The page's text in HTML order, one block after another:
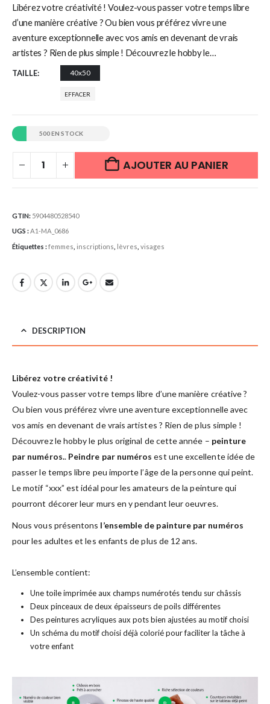
Libérez votre créativité ! Voulez-vous passer votre temps libre
d’une manière créative ? Ou bien vous préférez vivre une
aventure exceptionnelle avec vos amis en devenant de vrais
artistes ? Rien de plus simple ! Découvrez le hobby le…
TAILLE 40x50
EFFACER
500 EN STOCK
AJOUTER AU PANIER
GTIN: 5904480528540
UGS :A1-MA_0686
Étiquettes :femmes inscriptions lèvres visages
DESCRIPTION
Libérez votre créativité !
Voulez-vous passer votre temps libre d’une manière créative ?
Ou bien vous préférez vivre une aventure exceptionnelle avec
vos amis en devenant de vrais artistes ? Rien de plus simple !
Découvrez le hobby le plus original de cette année – peinture
par numéros.. Peindre par numéros est une excellente idée de
passer le temps libre peu importe l’âge de la personne qui peint.
Le motif “xxx” est idéal pour les amateurs de la peinture qui
pourront décorer leur murs en y pendant leur oeuvres.
Nous vous présentons l’ensemble de painture par numéros
pour les adultes et les enfants de plus de 12 ans.
L’ensemble contient:
Une toile imprimée aux champs numérotés tendu sur châssis
Deux pinceaux de deux épaisseurs de poils différentes
Des peintures acryliques aux pots bien ajustées au motif choisi
Un schéma du motif choisi déjà colorié pour faciliter la tâche à
votre enfant